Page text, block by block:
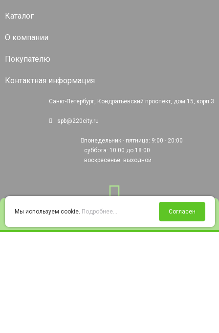
Войти Избранное Корзина
Каталог
О компании
Покупателю
Контактная информация
Санкт-Петербург, Кондратьевский проспект, дом 15, корп.3
spb@220city.ru
понедельник - пятница: 9:00 - 20:00
суббота: 10:00 до 18:00
воскресенье: выходной
Мы используем cookie. Подробнее... Согласен